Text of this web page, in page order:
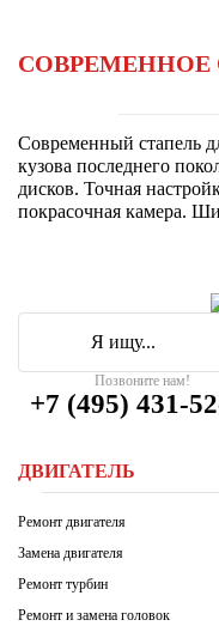
СОВРЕМЕННОЕ
Современный стапель
кузова последнего
дисков. Точная
покрасочная камера.
Позвоните нам!
+7 (495) 431-
ДВИГАТЕЛЬ
Ремонт двигателя
Замена двигателя
Ремонт турбин
Ремонт и замена головок